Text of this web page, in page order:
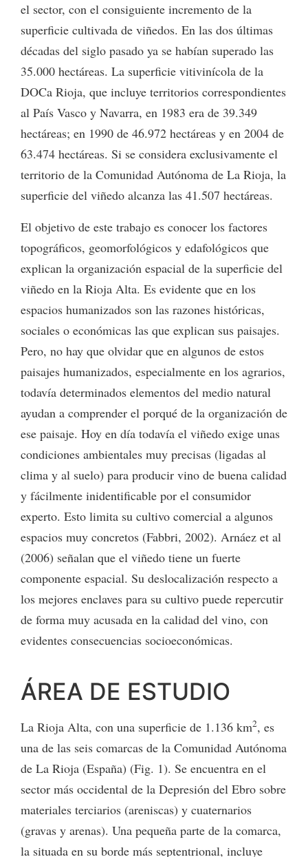
el sector, con el consiguiente incremento de la
superficie cultivada de viñedos. En las dos últimas
décadas del siglo pasado ya se habían superado las
35.000 hectáreas. La superficie vitivinícola de la
DOCa Rioja, que incluye territorios correspondientes
al País Vasco y Navarra, en 1983 era de 39.349
hectáreas; en 1990 de 46.972 hectáreas y en 2004 de
63.474 hectáreas. Si se considera exclusivamente el
territorio de la Comunidad Autónoma de La Rioja, la
superficie del viñedo alcanza las 41.507 hectáreas.
El objetivo de este trabajo es conocer los factores
topográficos, geomorfológicos y edafológicos que
explican la organización espacial de la superficie del
viñedo en la Rioja Alta. Es evidente que en los
espacios humanizados son las razones históricas,
sociales o económicas las que explican sus paisajes.
Pero, no hay que olvidar que en algunos de estos
paisajes humanizados, especialmente en los agrarios,
todavía determinados elementos del medio natural
ayudan a comprender el porqué de la organización de
ese paisaje. Hoy en día todavía el viñedo exige unas
condiciones ambientales muy precisas (ligadas al
clima y al suelo) para producir vino de buena calidad
y fácilmente inidentificable por el consumidor
experto. Esto limita su cultivo comercial a algunos
espacios muy concretos (Fabbri, 2002). Arnáez et al
(2006) señalan que el viñedo tiene un fuerte
componente espacial. Su deslocalización respecto a
los mejores enclaves para su cultivo puede repercutir
de forma muy acusada en la calidad del vino, con
evidentes consecuencias socioeconómicas.
ÁREA DE ESTUDIO
La Rioja Alta, con una superficie de 1.136 km2, es
una de las seis comarcas de la Comunidad Autónoma
de La Rioja (España) (Fig. 1). Se encuentra en el
sector más occidental de la Depresión del Ebro sobre
materiales terciarios (areniscas) y cuaternarios
(gravas y arenas). Una pequeña parte de la comarca,
la situada en su borde más septentrional, incluye